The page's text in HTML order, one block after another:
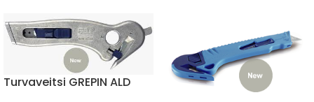
Turvaveitsi GREPIN ALD